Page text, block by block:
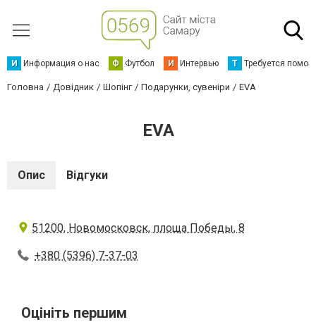
И Информация о нас Ф Футбол И Интервью Т Требуется
Головна Довідник Шопінг Подарунки, сувеніри EVA
EVA
Опис Відгуки
51200, Новомосковск, площа Победы, 8
+380 (5396) 7-37-03
Оцініть першим